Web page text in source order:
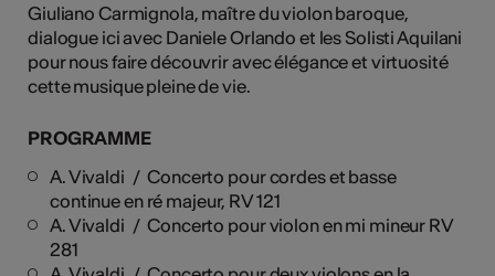
Giuliano Carmignola, maître du violon baroque,
dialogue ici avec Daniele Orlando et les Solisti Aquilani
pour nous faire découvrir avec élégance et virtuosité
cette musique pleine de vie.
PROGRAMME
A. Vivaldi / Concerto pour cordes et basse
continue en ré majeur, RV 121
A. Vivaldi / Concerto pour violon en mi mineur RV
281